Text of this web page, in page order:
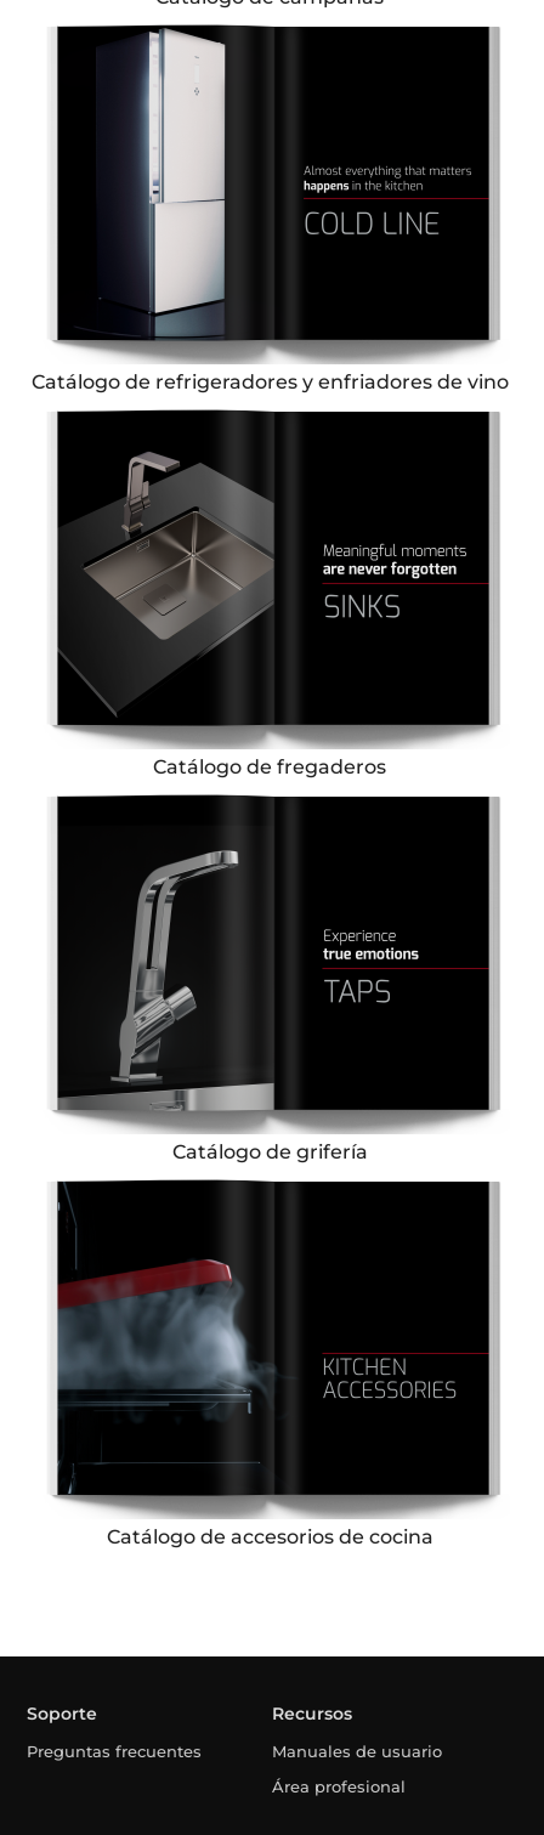
Catálogo de refrigeradores y enfriadores de vino
Catálogo de fregaderos
Catálogo de grifería
Catálogo de accesorios de cocina
Soporte
Preguntas frecuentes
Recursos
Manuales de usuario
Área profesional